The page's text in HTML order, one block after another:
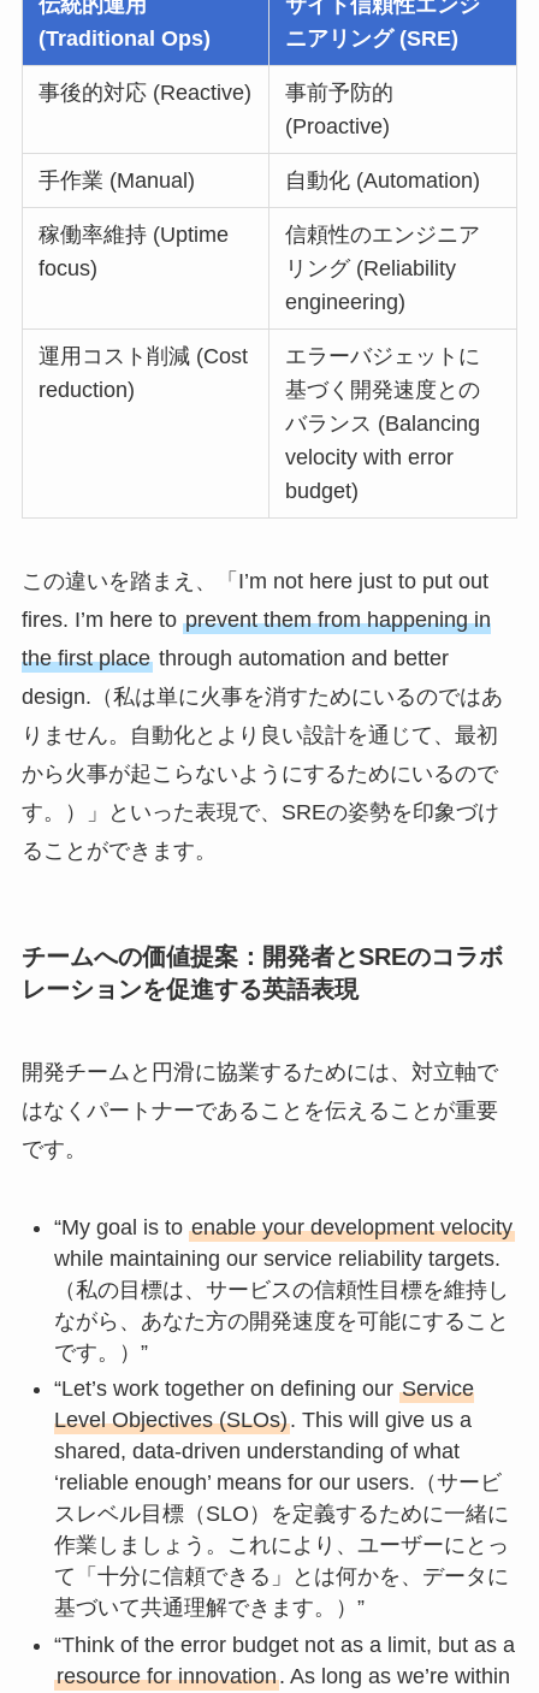
(Traditional Ops)
ニアリング (SRE)
事後的対応 (Reactive)
事前予防的
(Proactive)
手作業 (Manual) 自動化 (Automation)
稼働率維持 (Uptime
focus)
信頼性のエンジニア
リング (Reliability
engineering)
運用コスト削減 (Cost
reduction)
エラーバジェットに
基づく開発速度との
バランス (Balancing
velocity with error
budget)
この違いを踏まえ、「I’m not here just to put out
fires. I’m here to prevent them from happening in
the first placethrough automation and better
design.（私は単に火事を消すためにいるのではあ
りません。自動化とより良い設計を通じて、最初
から火事が起こらないようにするためにいるので
す。）」といった表現で、SREの姿勢を印象づけ
ることができます。
チームへの価値提案：開発者とSREのコラボ
レーションを促進する英語表現
開発チームと円滑に協業するためには、対立軸で
はなくパートナーであることを伝えることが重要
です。
“My goal is to enable your development velocity
while maintaining our service reliability targets.
（私の目標は、サービスの信頼性目標を維持し
ながら、あなた方の開発速度を可能にすること
です。）”
“Let’s work together on defining our Service
Level Objectives (SLOs). This will give us a
shared, data-driven understanding of what
‘reliable enough’ means for our users.（サービ
スレベル目標（SLO）を定義するために一緒に
作業しましょう。これにより、ユーザーにとっ
て「十分に信頼できる」とは何かを、データに
基づいて共通理解できます。）”
“Think of the error budget not as a limit, but as a
resource for innovation. As long as we’re within